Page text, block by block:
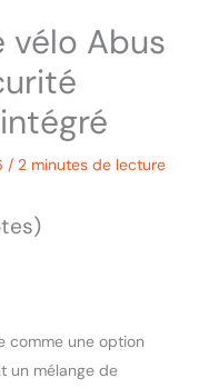
vélo Abus
/ 2 minutes de lecture
comme une option
un mélange de